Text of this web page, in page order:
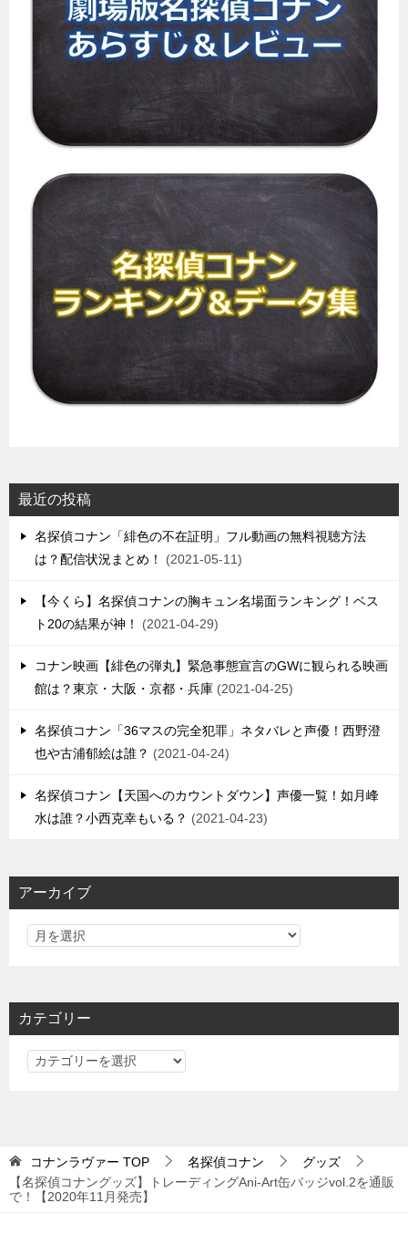
最近の投稿
名探偵コナン「緋色の不在証明」フル動画の無料視聴方法
は？配信状況まとめ！
2021-05-11
【今くら】名探偵コナンの胸キュン名場面ランキング！ベス
ト20の結果が神！
2021-04-29
コナン映画【緋色の弾丸】緊急事態宣言のGWに観られる映画
館は？東京・大阪・京都・兵庫
2021-04-25
名探偵コナン「36マスの完全犯罪」ネタバレと声優！西野澄
也や古浦郁絵は誰？
2021-04-24
名探偵コナン【天国へのカウントダウン】声優一覧！如月峰
水は誰？小西克幸もいる？
2021-04-23
アーカイブ
カテゴリー
カ
コナンラヴァー TOP 名探偵コナン
グッズ
【名探偵コナングッズ】トレーディングAni-Art缶バッジvol.2を通販
で！【2020年11月発売】